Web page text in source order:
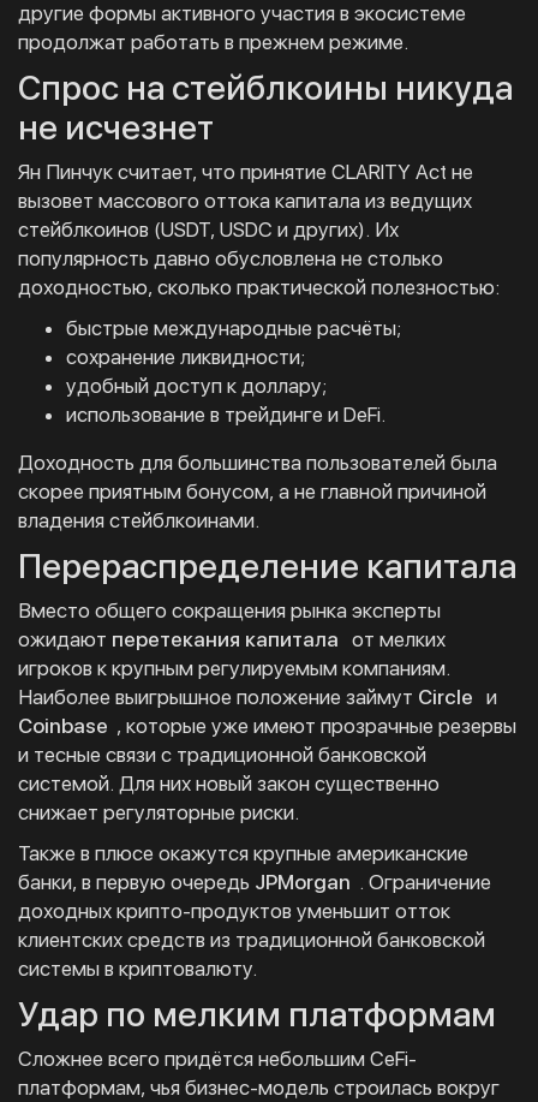
другие формы активного участия в экосистеме
продолжат работать в прежнем режиме.
Спрос на стейблкоины никуда
не исчезнет
Ян Пинчук считает, что принятие CLARITY Act не
вызовет массового оттока капитала из ведущих
стейблкоинов (USDT, USDC и других). Их
популярность давно обусловлена не столько
доходностью, сколько практической полезностью:
быстрые международные расчёты;
сохранение ликвидности;
удобный доступ к доллару;
использование в трейдинге и DeFi.
Доходность для большинства пользователей была
скорее приятным бонусом, а не главной причиной
владения стейблкоинами.
Перераспределение капитала
Вместо общего сокращения рынка эксперты
ожидают перетекания капитала от мелких
игроков к крупным регулируемым компаниям.
Наиболее выигрышное положение займут Circle и
Coinbase , которые уже имеют прозрачные резервы
и тесные связи с традиционной банковской
системой. Для них новый закон существенно
снижает регуляторные риски.
Также в плюсе окажутся крупные американские
банки, в первую очередь JPMorgan . Ограничение
доходных крипто-продуктов уменьшит отток
клиентских средств из традиционной банковской
системы в криптовалюту.
Удар по мелким платформам
Сложнее всего придётся небольшим CeFi-
платформам, чья бизнес-модель строилась вокруг